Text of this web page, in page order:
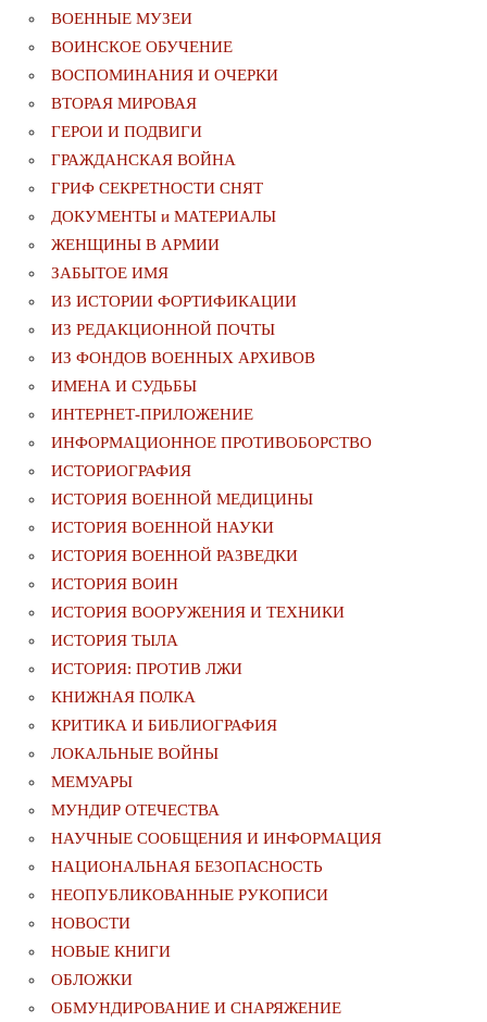
ВОЕННЫЕ МУЗЕИ
ВОИНСКОЕ ОБУЧЕНИЕ
ВОСПОМИНАНИЯ И ОЧЕРКИ
ВТОРАЯ МИРОВАЯ
ГЕРОИ И ПОДВИГИ
ГРАЖДАНСКАЯ ВОЙНА
ГРИФ СЕКРЕТНОСТИ СНЯТ
ДОКУМЕНТЫ и МАТЕРИАЛЫ
ЖЕНЩИНЫ В АРМИИ
ЗАБЫТОЕ ИМЯ
ИЗ ИСТОРИИ ФОРТИФИКАЦИИ
ИЗ РЕДАКЦИОННОЙ ПОЧТЫ
ИЗ ФОНДОВ ВОЕННЫХ АРХИВОВ
ИМЕНА И СУДЬБЫ
ИНТЕРНЕТ-ПРИЛОЖЕНИЕ
ИНФОРМАЦИОННОЕ ПРОТИВОБОРСТВО
ИСТОРИОГРАФИЯ
ИСТОРИЯ ВОЕННОЙ МЕДИЦИНЫ
ИСТОРИЯ ВОЕННОЙ НАУКИ
ИСТОРИЯ ВОЕННОЙ РАЗВЕДКИ
ИСТОРИЯ ВОИН
ИСТОРИЯ ВООРУЖЕНИЯ И ТЕХНИКИ
ИСТОРИЯ ТЫЛА
ИСТОРИЯ: ПРОТИВ ЛЖИ
КНИЖНАЯ ПОЛКА
КРИТИКА И БИБЛИОГРАФИЯ
ЛОКАЛЬНЫЕ ВОЙНЫ
МЕМУАРЫ
МУНДИР ОТЕЧЕСТВА
НАУЧНЫЕ СООБЩЕНИЯ И ИНФОРМАЦИЯ
НАЦИОНАЛЬНАЯ БЕЗОПАСНОСТЬ
НЕОПУБЛИКОВАННЫЕ РУКОПИСИ
НОВОСТИ
НОВЫЕ КНИГИ
ОБЛОЖКИ
ОБМУНДИРОВАНИЕ И СНАРЯЖЕНИЕ